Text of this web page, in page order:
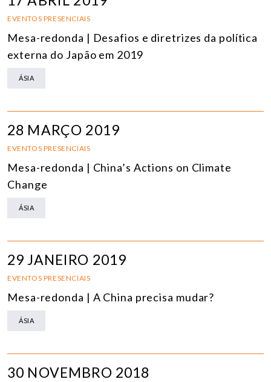
EVENTOS PRESENCIAIS
Mesa-redonda | Desafios e diretrizes da política
externa do Japão em 2019
ÁSIA
28 MARÇO 2019
EVENTOS PRESENCIAIS
Mesa-redonda | China’s Actions on Climate
Change
ÁSIA
29 JANEIRO 2019
EVENTOS PRESENCIAIS
Mesa-redonda | A China precisa mudar?
ÁSIA
30 NOVEMBRO 2018